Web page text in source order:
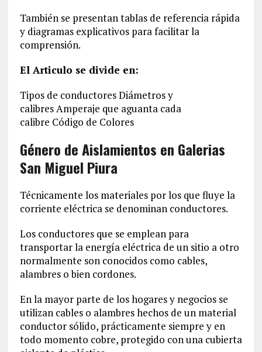
También se presentan tablas de referencia rápida
y diagramas explicativos para facilitar la
comprensión.
El Articulo se divide en:
Tipos de conductores Diámetros y
calibres Amperaje que aguanta cada
calibre Código de Colores
Género de Aislamientos en Galerias
San Miguel Piura
Técnicamente los materiales por los que fluye la
corriente eléctrica se denominan conductores.
Los conductores que se emplean para
transportar la energía eléctrica de un sitio a otro
normalmente son conocidos como cables,
alambres o bien cordones.
En la mayor parte de los hogares y negocios se
utilizan cables o alambres hechos de un material
conductor sólido, prácticamente siempre y en
todo momento cobre, protegido con una cubierta